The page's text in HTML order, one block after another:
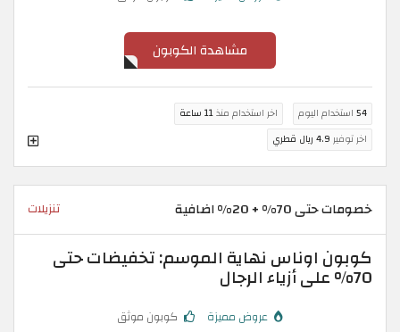
مشاهدة الكوبون
54 استخدام اليوم اخر استخدام منذ11 ساعة
اخر توفير 4.9 ريال قطري
خصومات حتى 70% + 20% اضافية تنزيلات
كوبون اوناس نهاية الموسم: تخفيضات حتى
70% على أزياء الرجال
عروض مميزة كوبون موثق